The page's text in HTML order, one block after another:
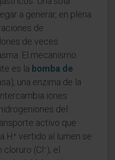
a generar, en plena
de
de veces
El mecanismo
es la bomba de
una enzima de la
iones
del
activo que
H⁺ vertido al lumen se
cloruro (Cl⁻); el